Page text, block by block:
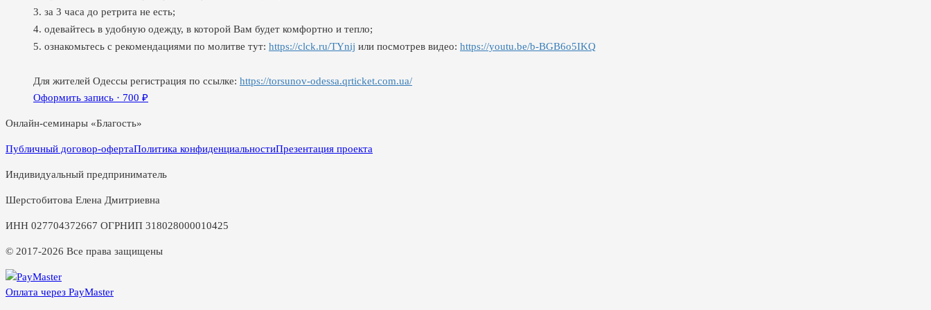
3. за 3 часа до ретрита не есть;
4. одевайтесь в удобную одежду, в которой Вам будет комфортно и тепло;
5. ознакомьтесь с рекомендациями по молитве тут: https://clck.ru/TYnij или посмотрев видео: https://youtu.be/b-BGB6o5IKQ
Для жителей Одессы регистрация по ссылке: https://torsunov-odessa.qrticket.com.ua/
Оформить запись · 700 ₽
Онлайн-семинары «Благость»
Публичный договор-офертаПолитика конфиденциальностиПрезентация проекта
Индивидуальный предприниматель
Шерстобитова Елена Дмитриевна
ИНН 027704372667 ОГРНИП 318028000010425
© 2017-2026 Все права защищены
Оплата через PayMaster